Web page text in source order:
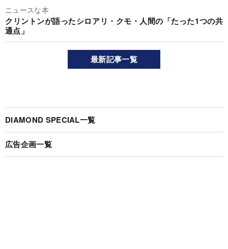
ニュースな本
クリントンが語ったシロアリ・クモ・人間の「たった1つの共
通点」
最新記事一覧
DIAMOND SPECIAL一覧
広告企画一覧